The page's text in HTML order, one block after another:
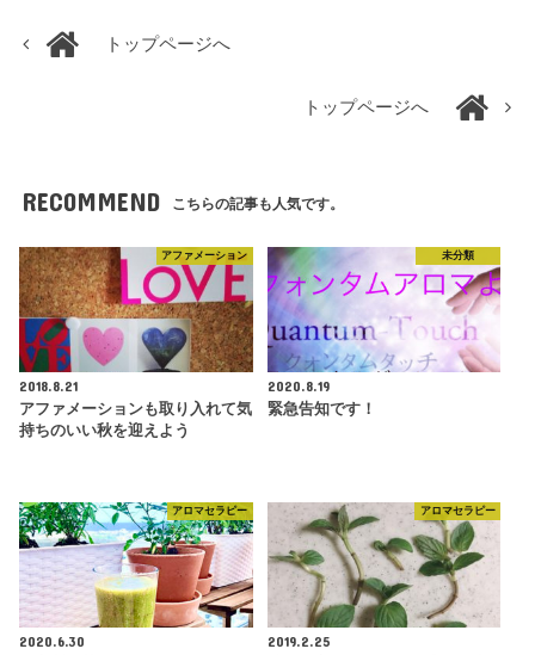
トップページへ
トップページへ
RECOMMEND こちらの記事も人気です。
アファメーション
2018.8.21
アファメーションも取り入れて気
持ちのいい秋を迎えよう
未分類
2020.8.19
緊急告知です！
アロマセラピー
2020.6.30
アロマセラピー
2019.2.25